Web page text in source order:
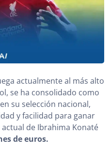
actualmente al más alto
se ha consolidado como
su selección nacional,
y facilidad para ganar
de Ibrahima Konaté
de euros.